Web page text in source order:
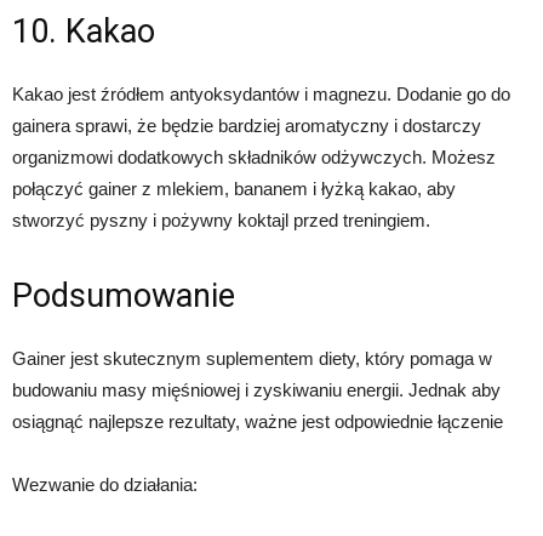
10. Kakao
Kakao jest źródłem antyoksydantów i magnezu. Dodanie go do
gainera sprawi, że będzie bardziej aromatyczny i dostarczy
organizmowi dodatkowych składników odżywczych. Możesz
połączyć gainer z mlekiem, bananem i łyżką kakao, aby
stworzyć pyszny i pożywny koktajl przed treningiem.
Podsumowanie
Gainer jest skutecznym suplementem diety, który pomaga w
budowaniu masy mięśniowej i zyskiwaniu energii. Jednak aby
osiągnąć najlepsze rezultaty, ważne jest odpowiednie łączenie
Wezwanie do działania: